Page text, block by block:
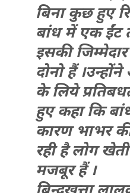
बिना कुछ हुए
बांध में एक ईंट
इसकी
दोनो हैं
के लिये
हुए कहा कि
कारण भाभर
रही है लोग
मजबूर हैं ।